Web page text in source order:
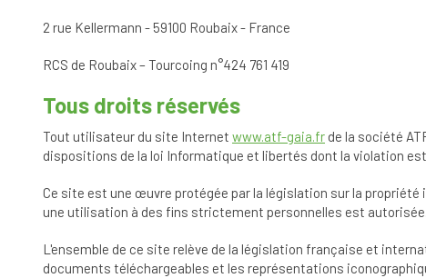
2 rue Kellermann - 59100 Roubaix - France
RCS de Roubaix – Tourcoing n°424 761 419
Tous droits réservés
Tout utilisateur du site Internet www.atf-gaia.fr de la société
dispositions de la loi Informatique et libertés dont la violation
Ce site est une œuvre protégée par la législation sur la
une utilisation à des fins strictement personnelles est autorisée.
L'ensemble de ce site relève de la législation française et
documents téléchargeables et les représentations